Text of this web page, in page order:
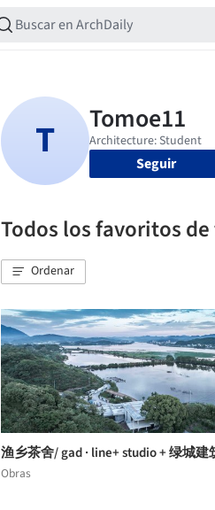
Seguir
Todos los favoritos
Ordenar
渔乡茶舍/ gad · line+ studio + 绿城
Obras